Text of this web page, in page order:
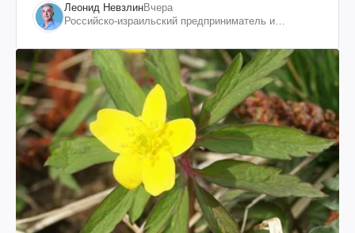
Леонид НевзлинВчера
Российско-израильский предприниматель и
"ЮКОСа"